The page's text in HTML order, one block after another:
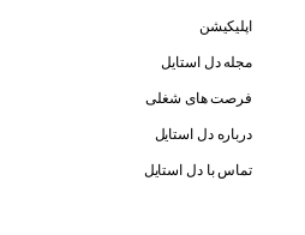
اپلیکیشن
مجله دل استایل
فرصت های شغلی
درباره دل استایل
تماس با دل استایل